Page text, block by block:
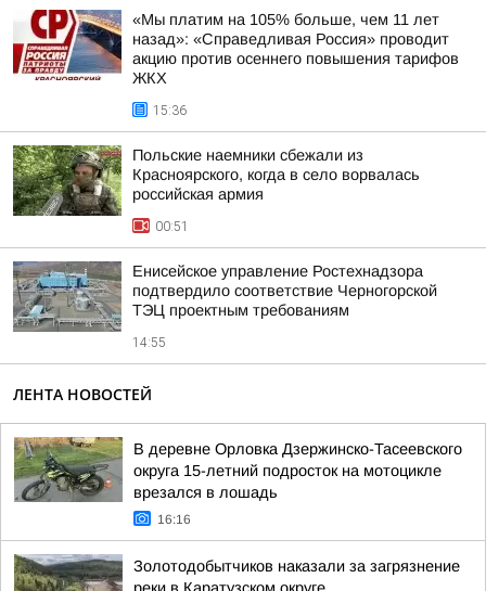
«Мы платим на 105% больше, чем 11 лет
назад»: «Справедливая Россия» проводит
акцию против осеннего повышения тарифов
ЖКХ
15:36
Польские наемники сбежали из
Красноярского, когда в село ворвалась
российская армия
00:51
Енисейское управление Ростехнадзора
подтвердило соответствие Черногорской
ТЭЦ проектным требованиям
14:55
ЛЕНТА НОВОСТЕЙ
В деревне Орловка Дзержинско-Тасеевского
округа 15-летний подросток на мотоцикле
врезался в лошадь
16:16
Золотодобытчиков наказали за загрязнение